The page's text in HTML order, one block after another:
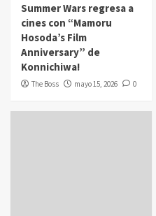
Summer Wars regresa a
cines con “Mamoru
Hosoda’s Film
Anniversary” de
Konnichiwa!
The Boss mayo 15, 2026 0